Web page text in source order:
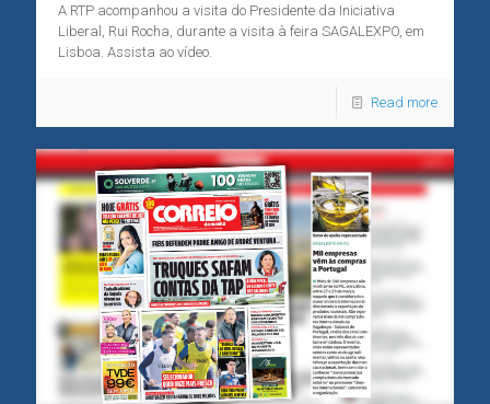
A RTP acompanhou a visita do Presidente da Iniciativa
Liberal, Rui Rocha, durante a visita à feira SAGALEXPO, em
Lisboa. Assista ao vídeo.
Read more